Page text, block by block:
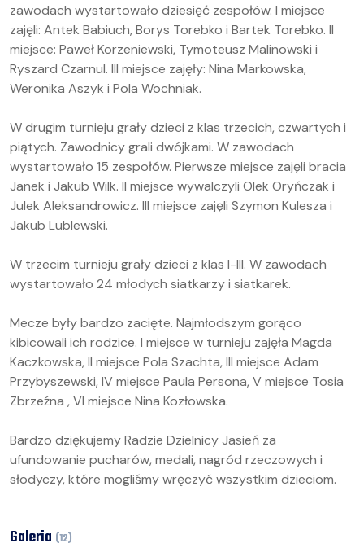
zawodach wystartowało dziesięć zespołów. I miejsce
zajęli: Antek Babiuch, Borys Torebko i Bartek Torebko. II
miejsce: Paweł Korzeniewski, Tymoteusz Malinowski i
Ryszard Czarnul. III miejsce zajęły: Nina Markowska,
Weronika Aszyk i Pola Wochniak.
W drugim turnieju grały dzieci z klas trzecich, czwartych i
piątych. Zawodnicy grali dwójkami. W zawodach
wystartowało 15 zespołów. Pierwsze miejsce zajęli bracia
Janek i Jakub Wilk. II miejsce wywalczyli Olek Oryńczak i
Julek Aleksandrowicz. III miejsce zajęli Szymon Kulesza i
Jakub Lublewski.
W trzecim turnieju grały dzieci z klas I-III. W zawodach
wystartowało 24 młodych siatkarzy i siatkarek.
Mecze były bardzo zacięte. Najmłodszym gorąco
kibicowali ich rodzice. I miejsce w turnieju zajęła Magda
Kaczkowska, II miejsce Pola Szachta, III miejsce Adam
Przybyszewski, IV miejsce Paula Persona, V miejsce Tosia
Zbrzeźna , VI miejsce Nina Kozłowska.
Bardzo dziękujemy Radzie Dzielnicy Jasień za
ufundowanie pucharów, medali, nagród rzeczowych i
słodyczy, które mogliśmy wręczyć wszystkim dzieciom.
Galeria (12)